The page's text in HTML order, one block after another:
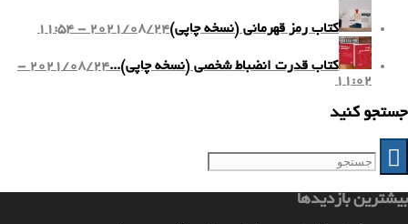
کتاب رمز قهرمانی (نسخه چاپی)2021/08/24 - 11:54
کتاب قدرت انضباط شخصی (نسخه چاپی)...
2021/08/24 -
11:02
جستجو کنید
بیشترین بازدیدها